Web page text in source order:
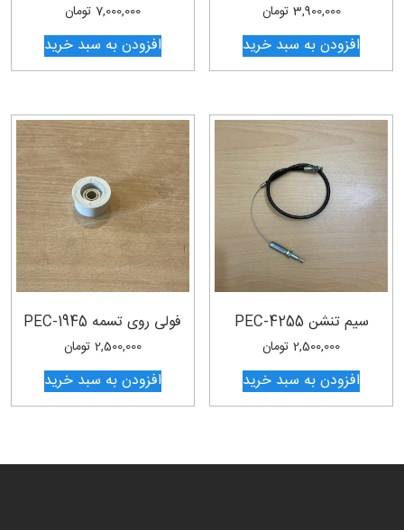
3,900,000 تومان
افزودن به سبد خرید
7,000,000 تومان
افزودن به سبد خرید
سیم تنشن PEC-4255
2,500,000 تومان
افزودن به سبد خرید
فولی روی تسمه PEC-1945
2,500,000 تومان
افزودن به سبد خرید